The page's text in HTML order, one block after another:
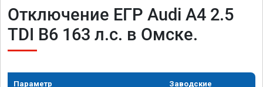
Отключение ЕГР Audi A4 2.5
TDI B6 163 л.с. в Омске.
Параметр Заводские